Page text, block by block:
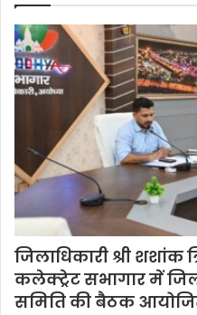
जिलाधिकारी श्री शशांक
कलेक्ट्रेट सभागार में
समिति की बैठक